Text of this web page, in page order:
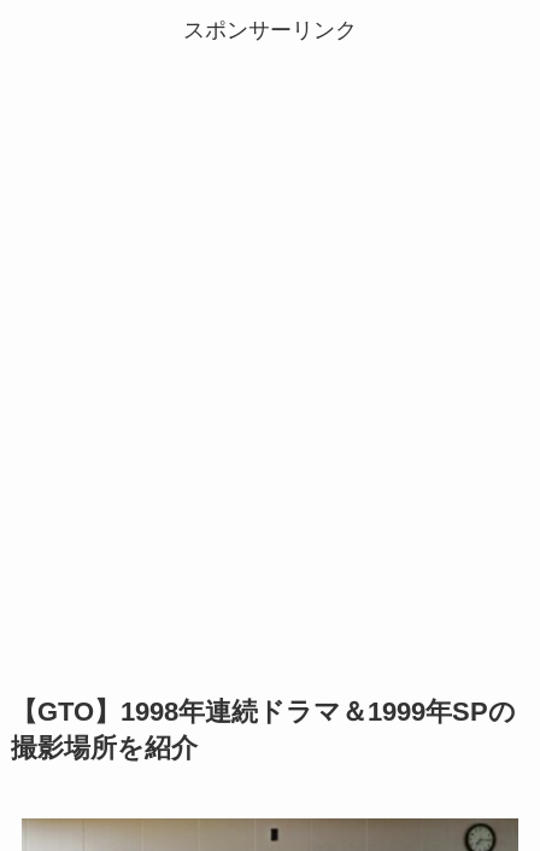
スポンサーリンク
【GTO】1998年連続ドラマ＆1999年SPの
撮影場所を紹介